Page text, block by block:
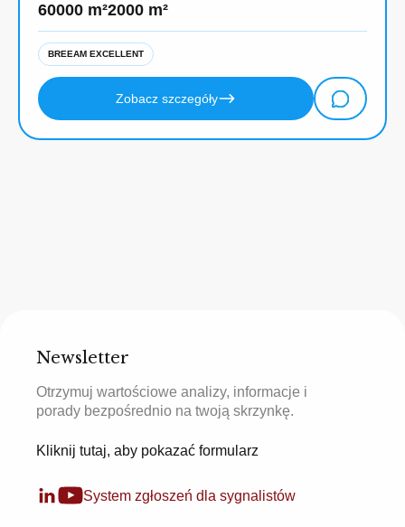
60000 m²2000 m²
BREEAM EXCELLENT
Zobacz szczegóły
Newsletter
Otrzymuj wartościowe analizy, informacje i
porady bezpośrednio na twoją skrzynkę.
Kliknij tutaj, aby pokazać formularz
System zgłoszeń dla sygnalistów